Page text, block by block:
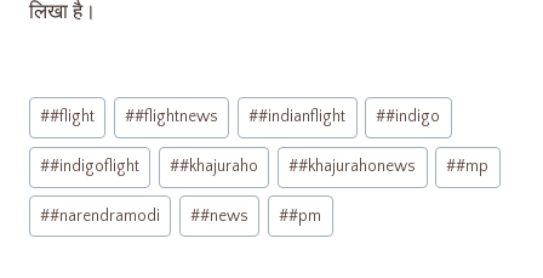
लिखा है।
##flight ##flightnews ##indianflight ##indigo
##indigoflight ##khajuraho ##khajurahonews ##mp
##narendramodi ##news ##pm